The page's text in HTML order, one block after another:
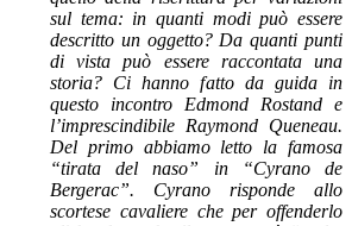
sul tema: in quanti modi può essere
descritto un oggetto? Da quanti punti
di vista può essere raccontata una
storia? Ci hanno fatto da guida in
questo incontro Edmond Rostand e
l’imprescindibile Raymond Queneau.
Del primo abbiamo letto la famosa
“tirata del naso” in “Cyrano de
Bergerac”. Cyrano risponde allo
scortese cavaliere che per offenderlo